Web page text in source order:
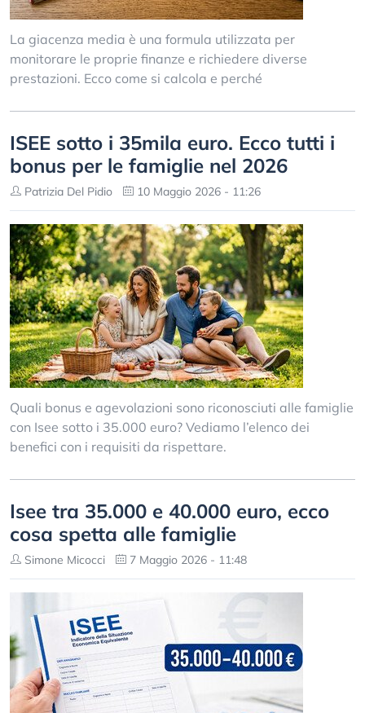
La giacenza media è una formula utilizzata per
monitorare le proprie finanze e richiedere diverse
prestazioni. Ecco come si calcola e perché
ISEE sotto i 35mila euro. Ecco tutti i
bonus per le famiglie nel 2026
Patrizia Del Pidio 10 Maggio 2026 - 11:26
Quali bonus e agevolazioni sono riconosciuti alle famiglie
con Isee sotto i 35.000 euro? Vediamo l’elenco dei
benefici con i requisiti da rispettare.
Isee tra 35.000 e 40.000 euro, ecco
cosa spetta alle famiglie
Simone Micocci 7 Maggio 2026 - 11:48